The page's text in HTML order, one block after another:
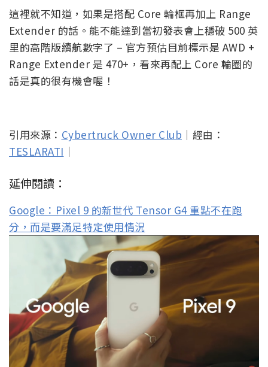
這裡就不知道，如果是搭配 Core 輪框再加上 Range
Extender 的話。能不能達到當初發表會上穩破 500 英
里的高階版續航數字了 – 官方預估目前標示是 AWD +
Range Extender 是 470+，看來再配上 Core 輪圈的
話是真的很有機會喔！
引用來源： Cybertruck Owner Club ｜經由：
TESLARATI ｜
延伸閱讀：
Google：Pixel 9 的新世代 Tensor G4 重點不在跑
分，而是要滿足特定使用情況